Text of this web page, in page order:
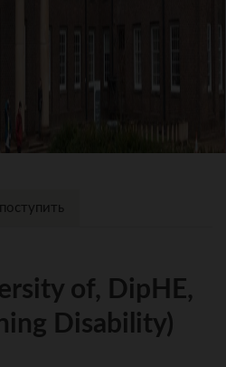
of, DipHE,
Disability)